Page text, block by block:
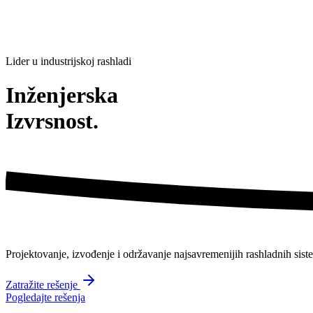
Lider u industrijskoj rashladi
Inženjerska
Izvrsnost.
Projektovanje, izvođenje i održavanje najsavremenijih rashladnih
Zatražite rešenje
Pogledajte rešenja